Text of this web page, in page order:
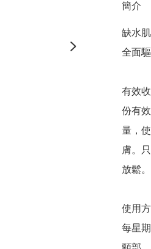
簡介
缺水
全面
有效
份有
量，
膚。
放鬆。
使用方
每星